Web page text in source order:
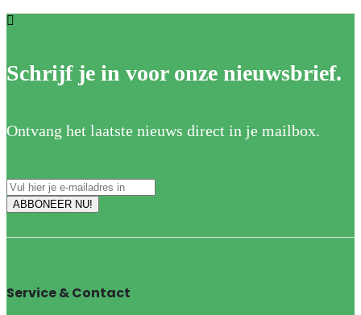
Schrijf je in voor onze nieuwsbrief.
Ontvang het laatste nieuws direct in je mailbox.
Service & Contact